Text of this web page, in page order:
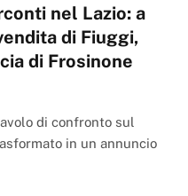
nel Lazio: a
di Fiuggi,
di Frosinone
di confronto sul
in un annuncio